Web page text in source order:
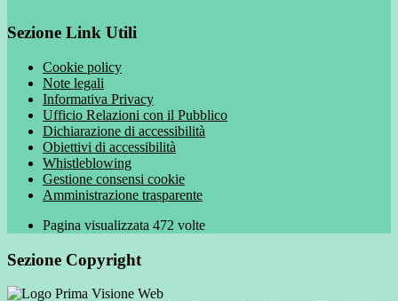
Sezione Link Utili
Cookie policy
Note legali
Informativa Privacy
Ufficio Relazioni con il Pubblico
Dichiarazione di accessibilità
Obiettivi di accessibilità
Whistleblowing
Gestione consensi cookie
Amministrazione trasparente
Pagina visualizzata 472 volte
Sezione Copyright